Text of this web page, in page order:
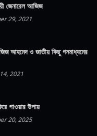
জেনারেল আজিজ
29, 2021
আহমেদ ও জাতীয় কিছু গনমাধ্যমের
2021
পাওয়ার উপায়
20, 2025